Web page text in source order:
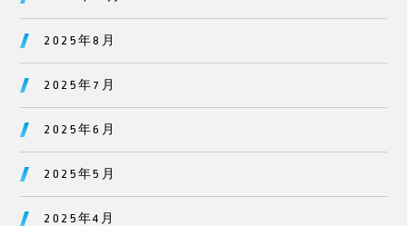
2025年8月
2025年7月
2025年6月
2025年5月
2025年4月